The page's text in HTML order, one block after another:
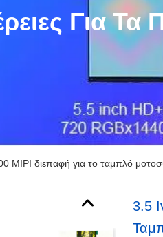
Για Τα
MIPI διεπαφή για το ταμπλό
3.5